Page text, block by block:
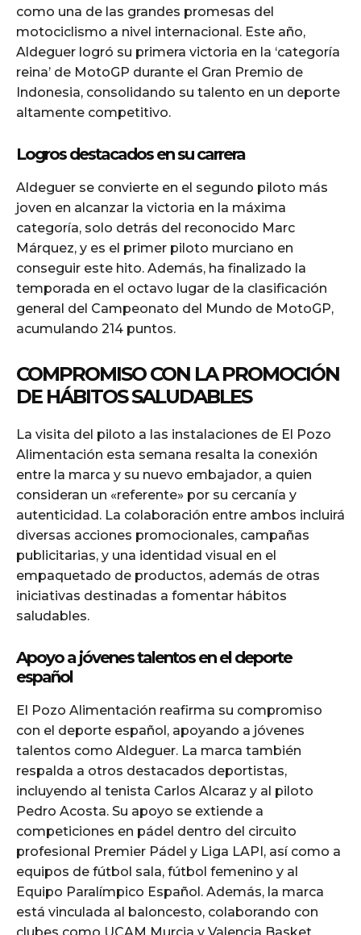
como una de las grandes promesas del
motociclismo a nivel internacional. Este año,
Aldeguer logró su primera victoria en la ‘categoría
reina’ de MotoGP durante el Gran Premio de
Indonesia, consolidando su talento en un deporte
altamente competitivo.
Logros destacados en su carrera
Aldeguer se convierte en el segundo piloto más
joven en alcanzar la victoria en la máxima
categoría, solo detrás del reconocido Marc
Márquez, y es el primer piloto murciano en
conseguir este hito. Además, ha finalizado la
temporada en el octavo lugar de la clasificación
general del Campeonato del Mundo de MotoGP,
acumulando 214 puntos.
COMPROMISO CON LA PROMOCIÓN
DE HÁBITOS SALUDABLES
La visita del piloto a las instalaciones de El Pozo
Alimentación esta semana resalta la conexión
entre la marca y su nuevo embajador, a quien
consideran un «referente» por su cercanía y
autenticidad. La colaboración entre ambos incluirá
diversas acciones promocionales, campañas
publicitarias, y una identidad visual en el
empaquetado de productos, además de otras
iniciativas destinadas a fomentar hábitos
saludables.
Apoyo a jóvenes talentos en el deporte
español
El Pozo Alimentación reafirma su compromiso
con el deporte español, apoyando a jóvenes
talentos como Aldeguer. La marca también
respalda a otros destacados deportistas,
incluyendo al tenista Carlos Alcaraz y al piloto
Pedro Acosta. Su apoyo se extiende a
competiciones en pádel dentro del circuito
profesional Premier Pádel y Liga LAPI, así como a
equipos de fútbol sala, fútbol femenino y al
Equipo Paralímpico Español. Además, la marca
está vinculada al baloncesto, colaborando con